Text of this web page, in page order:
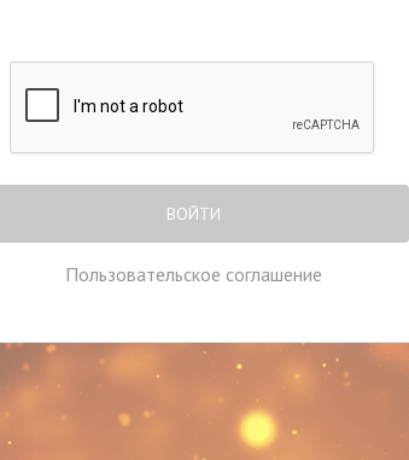
ВОЙТИ
Пользовательское соглашение